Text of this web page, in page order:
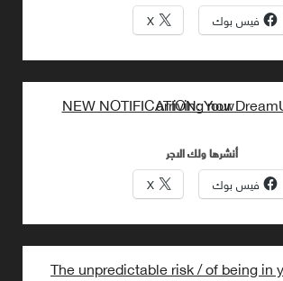
فيس بوك X
أنشرها ولك الاجر
فيس بوك X